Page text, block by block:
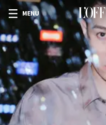
MENU